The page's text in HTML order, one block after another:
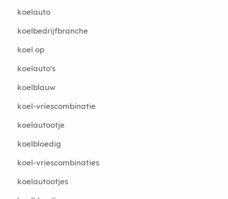
koelauto
koelbedrijfbranche
koel op
koelauto's
koelblauw
koel-vriescombinatie
koelautootje
koelbloedig
koel-vriescombinaties
koelautootjes